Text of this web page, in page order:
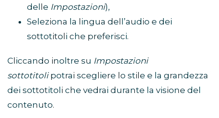
delle Impostazioni),
Seleziona la lingua dell’audio e dei
sottotitoli che preferisci.
Cliccando inoltre su Impostazioni
sottotitoli potrai scegliere lo stile e la grandezza
dei sottotitoli che vedrai durante la visione del
contenuto.